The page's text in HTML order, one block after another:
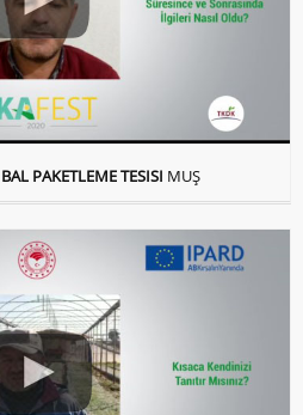
PAKETLEME TESISI MUŞ